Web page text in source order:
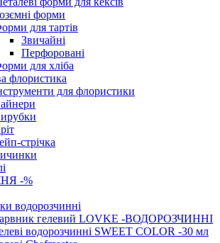
форми
для тартів
Звичайні
Перфоровані
для хліба
флористика
для флористики
стрічка
-%
водорозчинні
гелевий LOVKE -ВОДОРОЗЧИННІ
водорозчинні SWEET COLOR -30 мл